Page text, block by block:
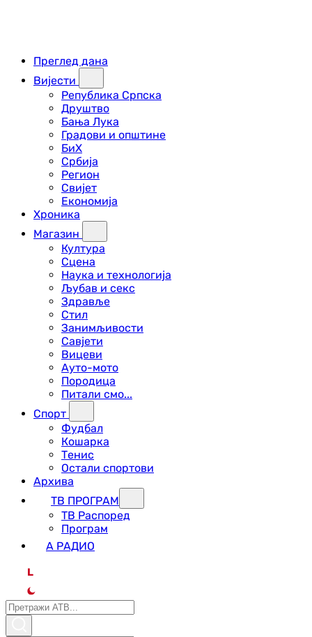
Преглед дана
Вијести
Република Српска
Друштво
Бања Лука
Градови и општине
БиХ
Србија
Регион
Свијет
Економија
Хроника
Магазин
Култура
Сцена
Наука и технологија
Љубав и секс
Здравље
Стил
Занимљивости
Савјети
Вицеви
Ауто-мото
Породица
Питали смо...
Спорт
Фудбал
Кошарка
Тенис
Остали спортови
Архива
ТВ ПРОГРАМ
ТВ Распоред
Програм
А РАДИО
L